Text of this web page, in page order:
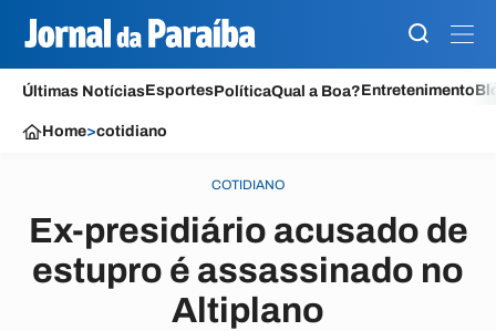
Últimas NotíciasEsportesPolíticaQual a Boa?Entretenimento
Home>cotidiano
COTIDIANO
Ex-presidiário acusado de
estupro é assassinado no
Altiplano